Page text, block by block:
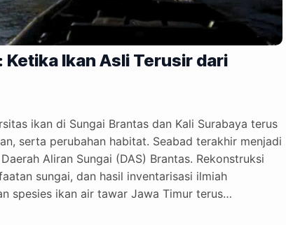
Ikan Asli Terusir dari
ikan di Sungai Brantas dan Kali Surabaya terus
serta perubahan habitat. Seabad terakhir menjadi
Aliran Sungai (DAS) Brantas. Rekonstruksi
sungai, dan hasil inventarisasi ilmiah
spesies ikan air tawar Jawa Timur terus